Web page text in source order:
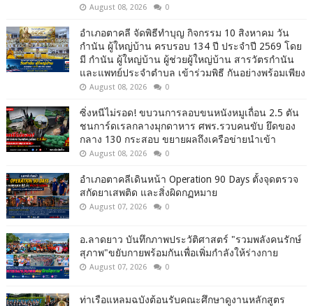
August 08, 2026 0
อำเภอตาคลี จัดพิธีทำบุญ กิจกรรม 10 สิงหาคม วัน
กำนัน ผู้ใหญ่บ้าน ครบรอบ 134 ปี ประจำปี 2569 โดย
มี กำนัน ผู้ใหญ่บ้าน ผู้ช่วยผู้ใหญ่บ้าน สารวัตรกำนัน
และแพทย์ประจำตำบล เข้าร่วมพิธี กันอย่างพร้อมเพียง
August 08, 2026 0
ซิ่งหนีไม่รอด! ขบวนการลอบขนหนังหมูเถื่อน 2.5 ตัน
ชนการ์ดเรลกลางมุกดาหาร ศพร.รวบคนขับ ยึดของ
กลาง 130 กระสอบ ขยายผลถึงเครือข่ายนำเข้า
August 08, 2026 0
อำเภอตาคลีเดินหน้า Operation 90 Days ตั้งจุดตรวจ
สกัดยาเสพติด และสิ่งผิดกฏหมาย
August 07, 2026 0
อ.ลาดยาว บันทึกภาพประวัติศาสตร์ "รวมพลังคนรักษ์
สุภาพ"ขยับกายพร้อมกันเพื่อเพิ่มกำลังให้ร่างกาย
August 07, 2026 0
ท่าเรือแหลมฉบังต้อนรับคณะศึกษาดูงานหลักสูตร